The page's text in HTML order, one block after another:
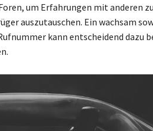
um Erfahrungen mit anderen
auszutauschen. Ein wachsam
kann entscheidend dazu